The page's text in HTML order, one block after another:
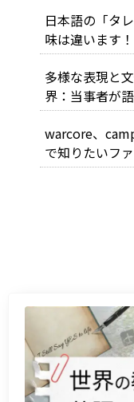
日本語の「タ
味は違います！
多様な表現と
界：当事者が
warcore、
で知りたいフ